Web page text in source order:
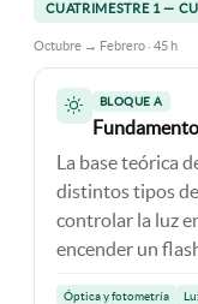
CUATRIMESTRE 1 —
Octubre → Febrero · 45 h
BLOQUE A
La base teórica
distintos tipos
controlar la luz
encender un
Óptica y fotometría